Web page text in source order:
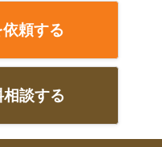
頼する
相談する